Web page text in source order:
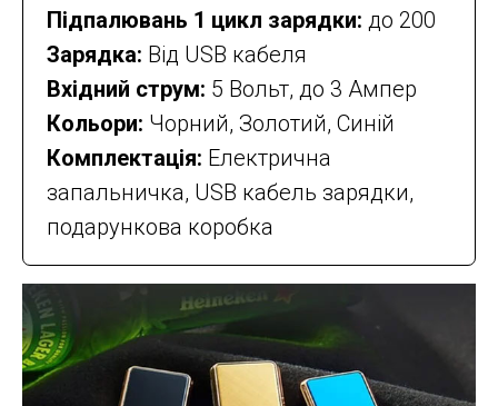
Підпалювань 1 цикл зарядки: до 200
Зарядка: Від USB кабеля
Вхідний струм: 5 Вольт, до 3 Ампер
Кольори: Чорний, Золотий, Синій
Комплектація: Електрична
запальничка, USB кабель зарядки,
подарункова коробка